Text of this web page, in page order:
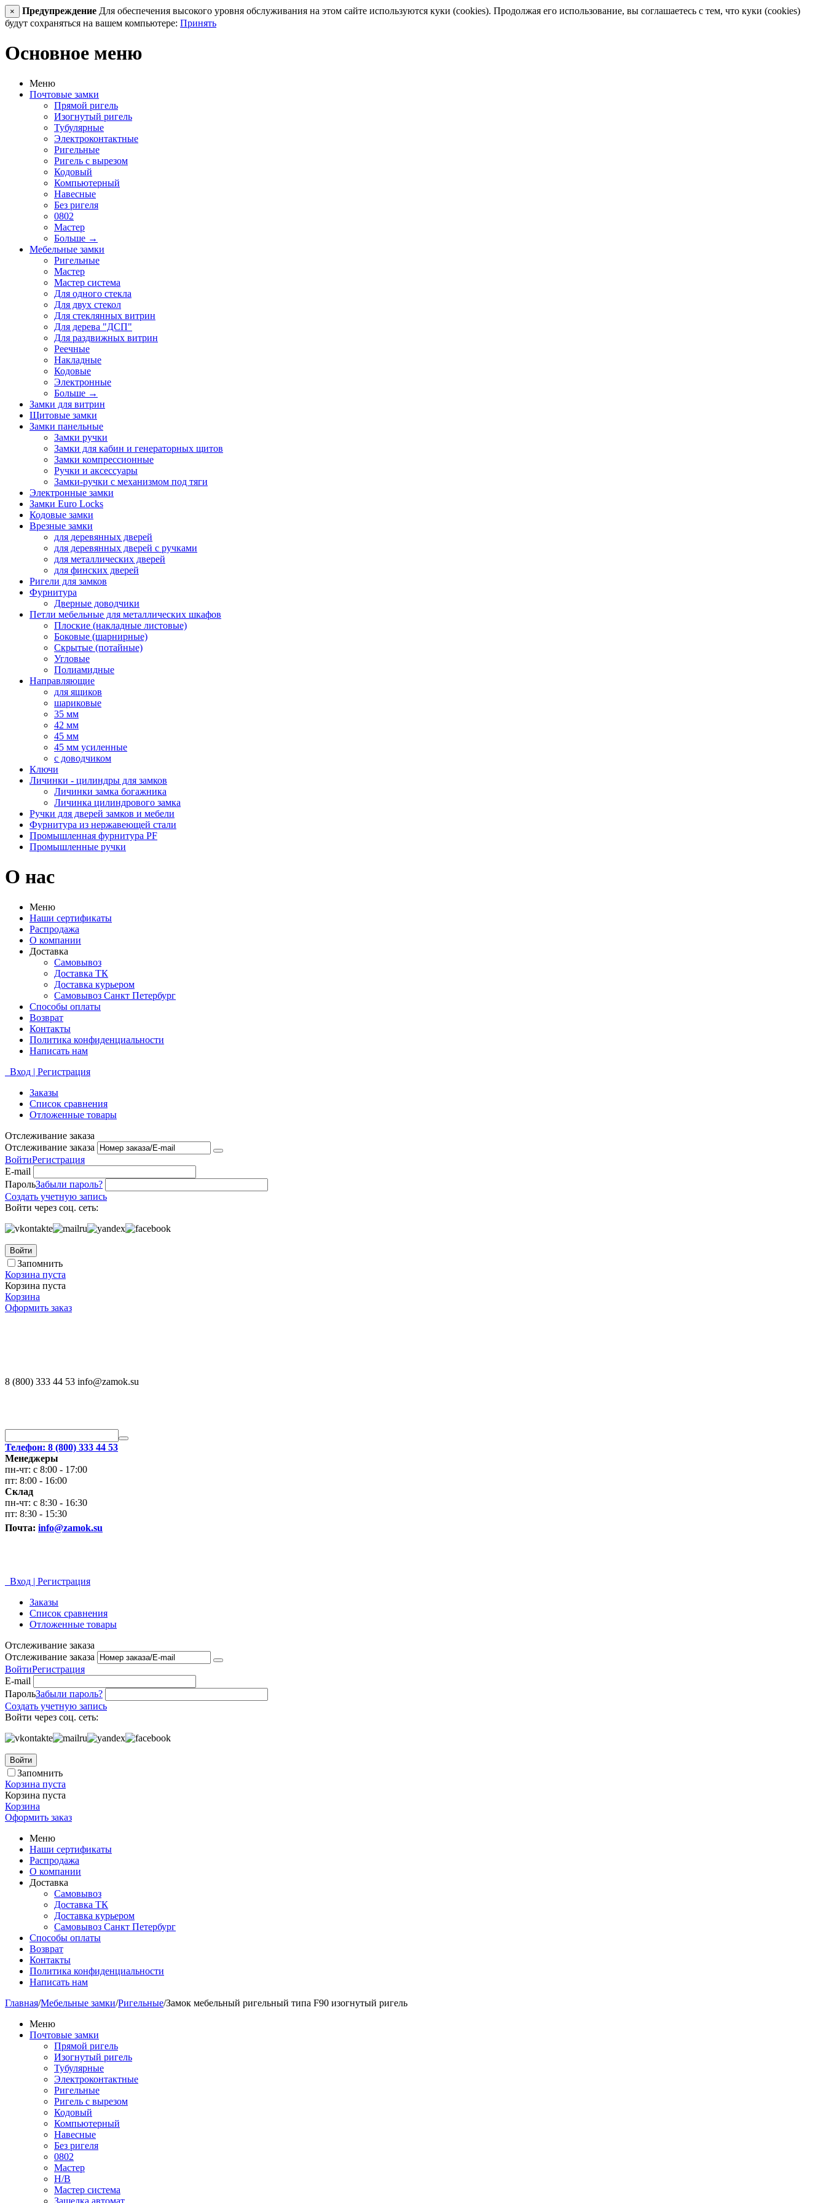
× Предупреждение Для обеспечения высокого уровня обслуживания на этом сайте используются куки (cookies). Продолжая его использование, вы соглашаетесь с тем, что куки (cookies)
будут сохраняться на вашем компьютере: Принять
Основное меню
Меню
Почтовые замки
Прямой ригель
Изогнутый ригель
Тубулярные
Электроконтактные
Ригельные
Ригель с вырезом
Кодовый
Компьютерный
Навесные
Без ригеля
0802
Мастер
Больше →
Мебельные замки
Ригельные
Мастер
Мастер система
Для одного стекла
Для двух стекол
Для стеклянных витрин
Для дерева "ДСП"
Для раздвижных витрин
Реечные
Накладные
Кодовые
Электронные
Больше →
Замки для витрин
Щитовые замки
Замки панельные
Замки ручки
Замки для кабин и генераторных щитов
Замки компрессионные
Ручки и аксессуары
Замки-ручки с механизмом под тяги
Электронные замки
Замки Euro Locks
Кодовые замки
Врезные замки
для деревянных дверей
для деревянных дверей с ручками
для металлических дверей
для финских дверей
Ригели для замков
Фурнитура
Дверные доводчики
Петли мебельные для металлических шкафов
Плоские (накладные листовые)
Боковые (шарнирные)
Скрытые (потайные)
Угловые
Полиамидные
Направляющие
для ящиков
шариковые
35 мм
42 мм
45 мм
45 мм усиленные
с доводчиком
Ключи
Личинки - цилиндры для замков
Личинки замка богажника
Личинка цилиндрового замка
Ручки для дверей замков и мебели
Фурнитура из нержавеющей стали
Промышленная фурнитура PF
Промышленные ручки
О нас
Меню
Наши сертификаты
Распродажа
О компании
Доставка
Самовывоз
Доставка ТК
Доставка курьером
Самовывоз Санкт Петербург
Способы оплаты
Возврат
Контакты
Политика конфиденциальности
Написать нам
Вход | Регистрация
Заказы
Список сравнения
Отложенные товары
Отслеживание заказа
Отслеживание заказа
ВойтиРегистрация
E-mail
ПарольЗабыли пароль?
Создать учетную запись
Войти через соц. сеть:
Войти
Запомнить
Корзина пуста
Корзина пуста
Корзина
Оформить заказ
8 (800) 333 44 53 info@zamok.su
Телефон: 8 (800) 333 44 53
Менеджеры
пн-чт: с 8:00 - 17:00
пт: 8:00 - 16:00
Склад
пн-чт: с 8:30 - 16:30
пт: 8:30 - 15:30
Почта: info@zamok.su
Вход | Регистрация
Заказы
Список сравнения
Отложенные товары
Отслеживание заказа
Отслеживание заказа
ВойтиРегистрация
E-mail
ПарольЗабыли пароль?
Создать учетную запись
Войти через соц. сеть:
Войти
Запомнить
Корзина пуста
Корзина пуста
Корзина
Оформить заказ
Меню
Наши сертификаты
Распродажа
О компании
Доставка
Самовывоз
Доставка ТК
Доставка курьером
Самовывоз Санкт Петербург
Способы оплаты
Возврат
Контакты
Политика конфиденциальности
Написать нам
Главная/Мебельные замки/Ригельные/Замок мебельный ригельный типа F90 изогнутый ригель
Меню
Почтовые замки
Прямой ригель
Изогнутый ригель
Тубулярные
Электроконтактные
Ригельные
Ригель с вырезом
Кодовый
Компьютерный
Навесные
Без ригеля
0802
Мастер
Н/В
Мастер система
Защелка автомат